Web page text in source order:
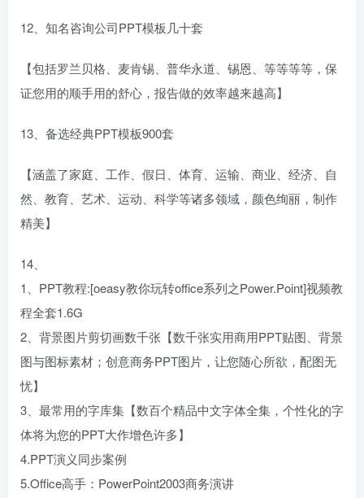
12、知名咨询公司PPT模板几十套
【包括罗兰贝格、麦肯锡、普华永道、锡恩、等等等等，保
证您用的顺手用的舒心，报告做的效率越来越高】
13、备选经典PPT模板900套
【涵盖了家庭、工作、假日、体育、运输、商业、经济、自
然、教育、艺术、运动、科学等诸多领域，颜色绚丽，制作
精美】
14、
1、PPT教程:[oeasy教你玩转office系列之Power.Point]视频教
程全套1.6G
2、背景图片剪切画数千张【数千张实用商用PPT贴图、背景
图与图标素材；创意商务PPT图片，让您随心所欲，配图无
忧】
3、最常用的字库集【数百个精品中文字体全集，个性化的字
体将为您的PPT大作增色许多】
4.PPT演义同步案例
5.Office高手：PowerPoint2003商务演讲